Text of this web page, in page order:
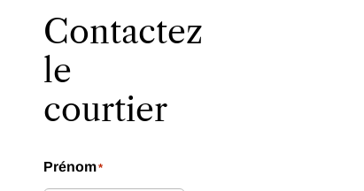
Contactez
le
courtier
Prénom*